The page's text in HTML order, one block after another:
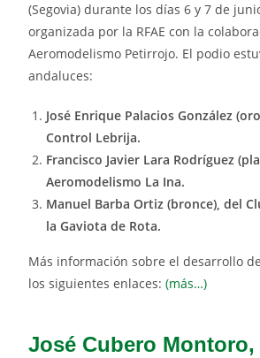
(Segovia) durante los días 6 y 7 de
organizada por la RFAE con la
Aeromodelismo Petirrojo. El podio
andaluces:
José Enrique Palacios González
Control Lebrija.
Francisco Javier Lara Rodríguez
Aeromodelismo La Ina.
Manuel Barba Ortiz (bronce), del
la Gaviota de Rota.
Más información sobre el desarrollo
los siguientes enlaces:(más…)
José Cubero Montoro,